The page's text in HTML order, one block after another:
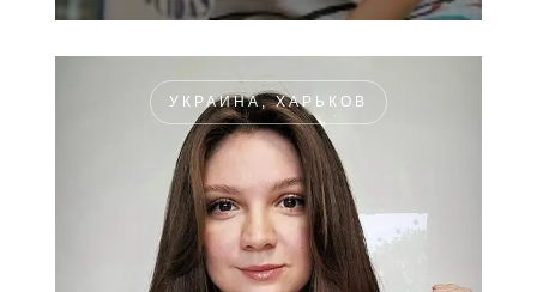
УКРАИНА, ХАРЬКОВ